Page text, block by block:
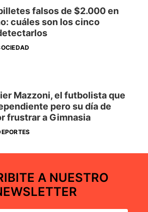
falsos de $2.000 en
cuáles son los cinco
Mazzoni, el futbolista que
pero su día de
frustrar a Gimnasia
A NUESTRO